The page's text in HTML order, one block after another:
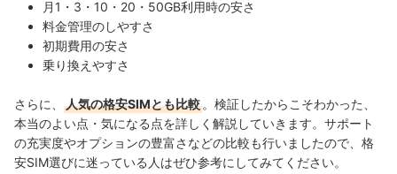
月1・3・10・20・50GB利用時の安さ
料金管理のしやすさ
初期費用の安さ
乗り換えやすさ
さらに、 人気の格安SIMとも比較 。検証したからこそわかった、
本当のよい点・気になる点を詳しく解説していきます。サポート
の充実度やオプションの豊富さなどの比較も行いましたので、格
安SIM選びに迷っている人はぜひ参考にしてみてください。